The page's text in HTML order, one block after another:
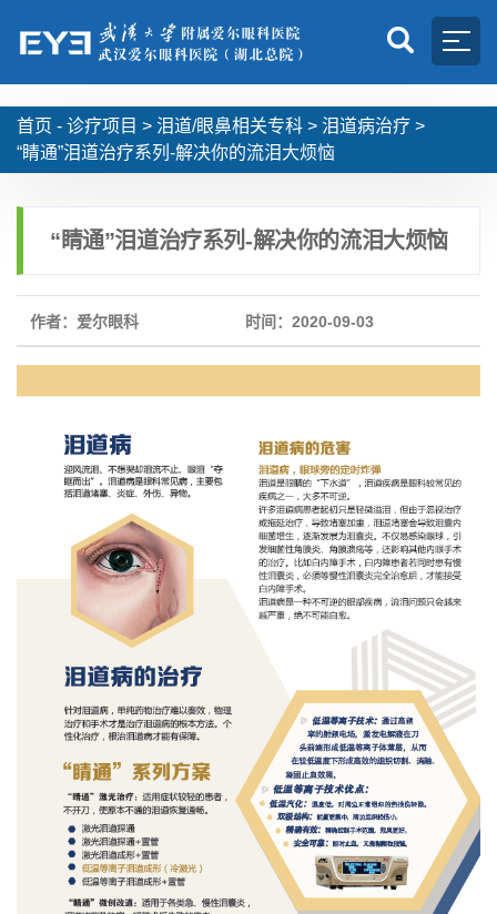
首页 - 诊疗项目 > 泪道/眼鼻相关专科 > 泪道病治疗 >
“睛通”泪道治疗系列-解决你的流泪大烦恼
“睛通”泪道治疗系列-解决你的流泪大烦恼
作者：爱尔眼科 时间：2020-09-03